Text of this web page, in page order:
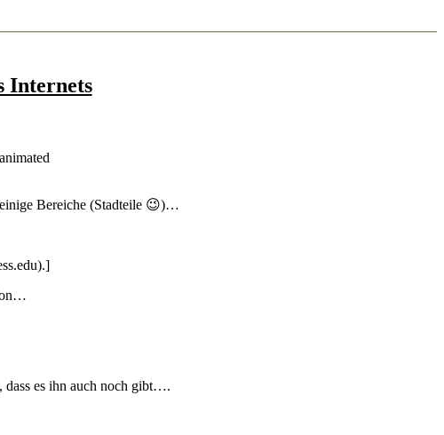
Internets
Bereiche (Stadteile 😉)…
dass es ihn auch noch gibt….